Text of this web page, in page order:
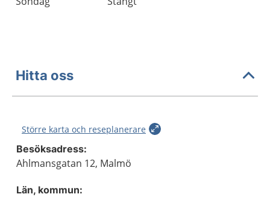
Hitta oss
Större karta och reseplanerare
Besöksadress:
Ahlmansgatan 12, Malmö
Län, kommun: